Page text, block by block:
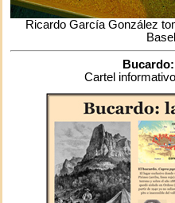
Ricardo García González
Cartel